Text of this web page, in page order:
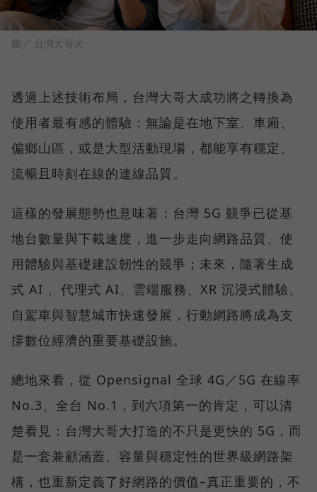
圖／ 台灣大哥大
透過上述技術布局，台灣大哥大成功將之轉換為
使用者最有感的體驗：無論是在地下室、車廂、
偏鄉山區，或是大型活動現場，都能享有穩定、
流暢且時刻在線的連線品質。
這樣的發展態勢也意味著：台灣 5G 競爭已從基
地台數量與下載速度，進一步走向網路品質、使
用體驗與基礎建設韌性的競爭；未來，隨著生成
式 AI 、代理式 AI、雲端服務、XR 沉浸式體驗、
自駕車與智慧城市快速發展，行動網路將成為支
撐數位經濟的重要基礎設施。
總地來看，從 Opensignal 全球 4G／5G 在線率
No.3、全台 No.1，到六項第一的肯定，可以清
楚看見：台灣大哥大打造的不只是更快的 5G，而
是一套兼顧涵蓋、容量與穩定性的世界級網路架
構，也重新定義了好網路的價值–真正重要的，不